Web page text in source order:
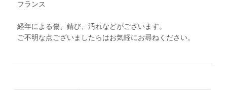
フランス
経年による傷、錆び、汚れなどがございます。
ご不明な点ございましたらはお気軽にお尋ねください。